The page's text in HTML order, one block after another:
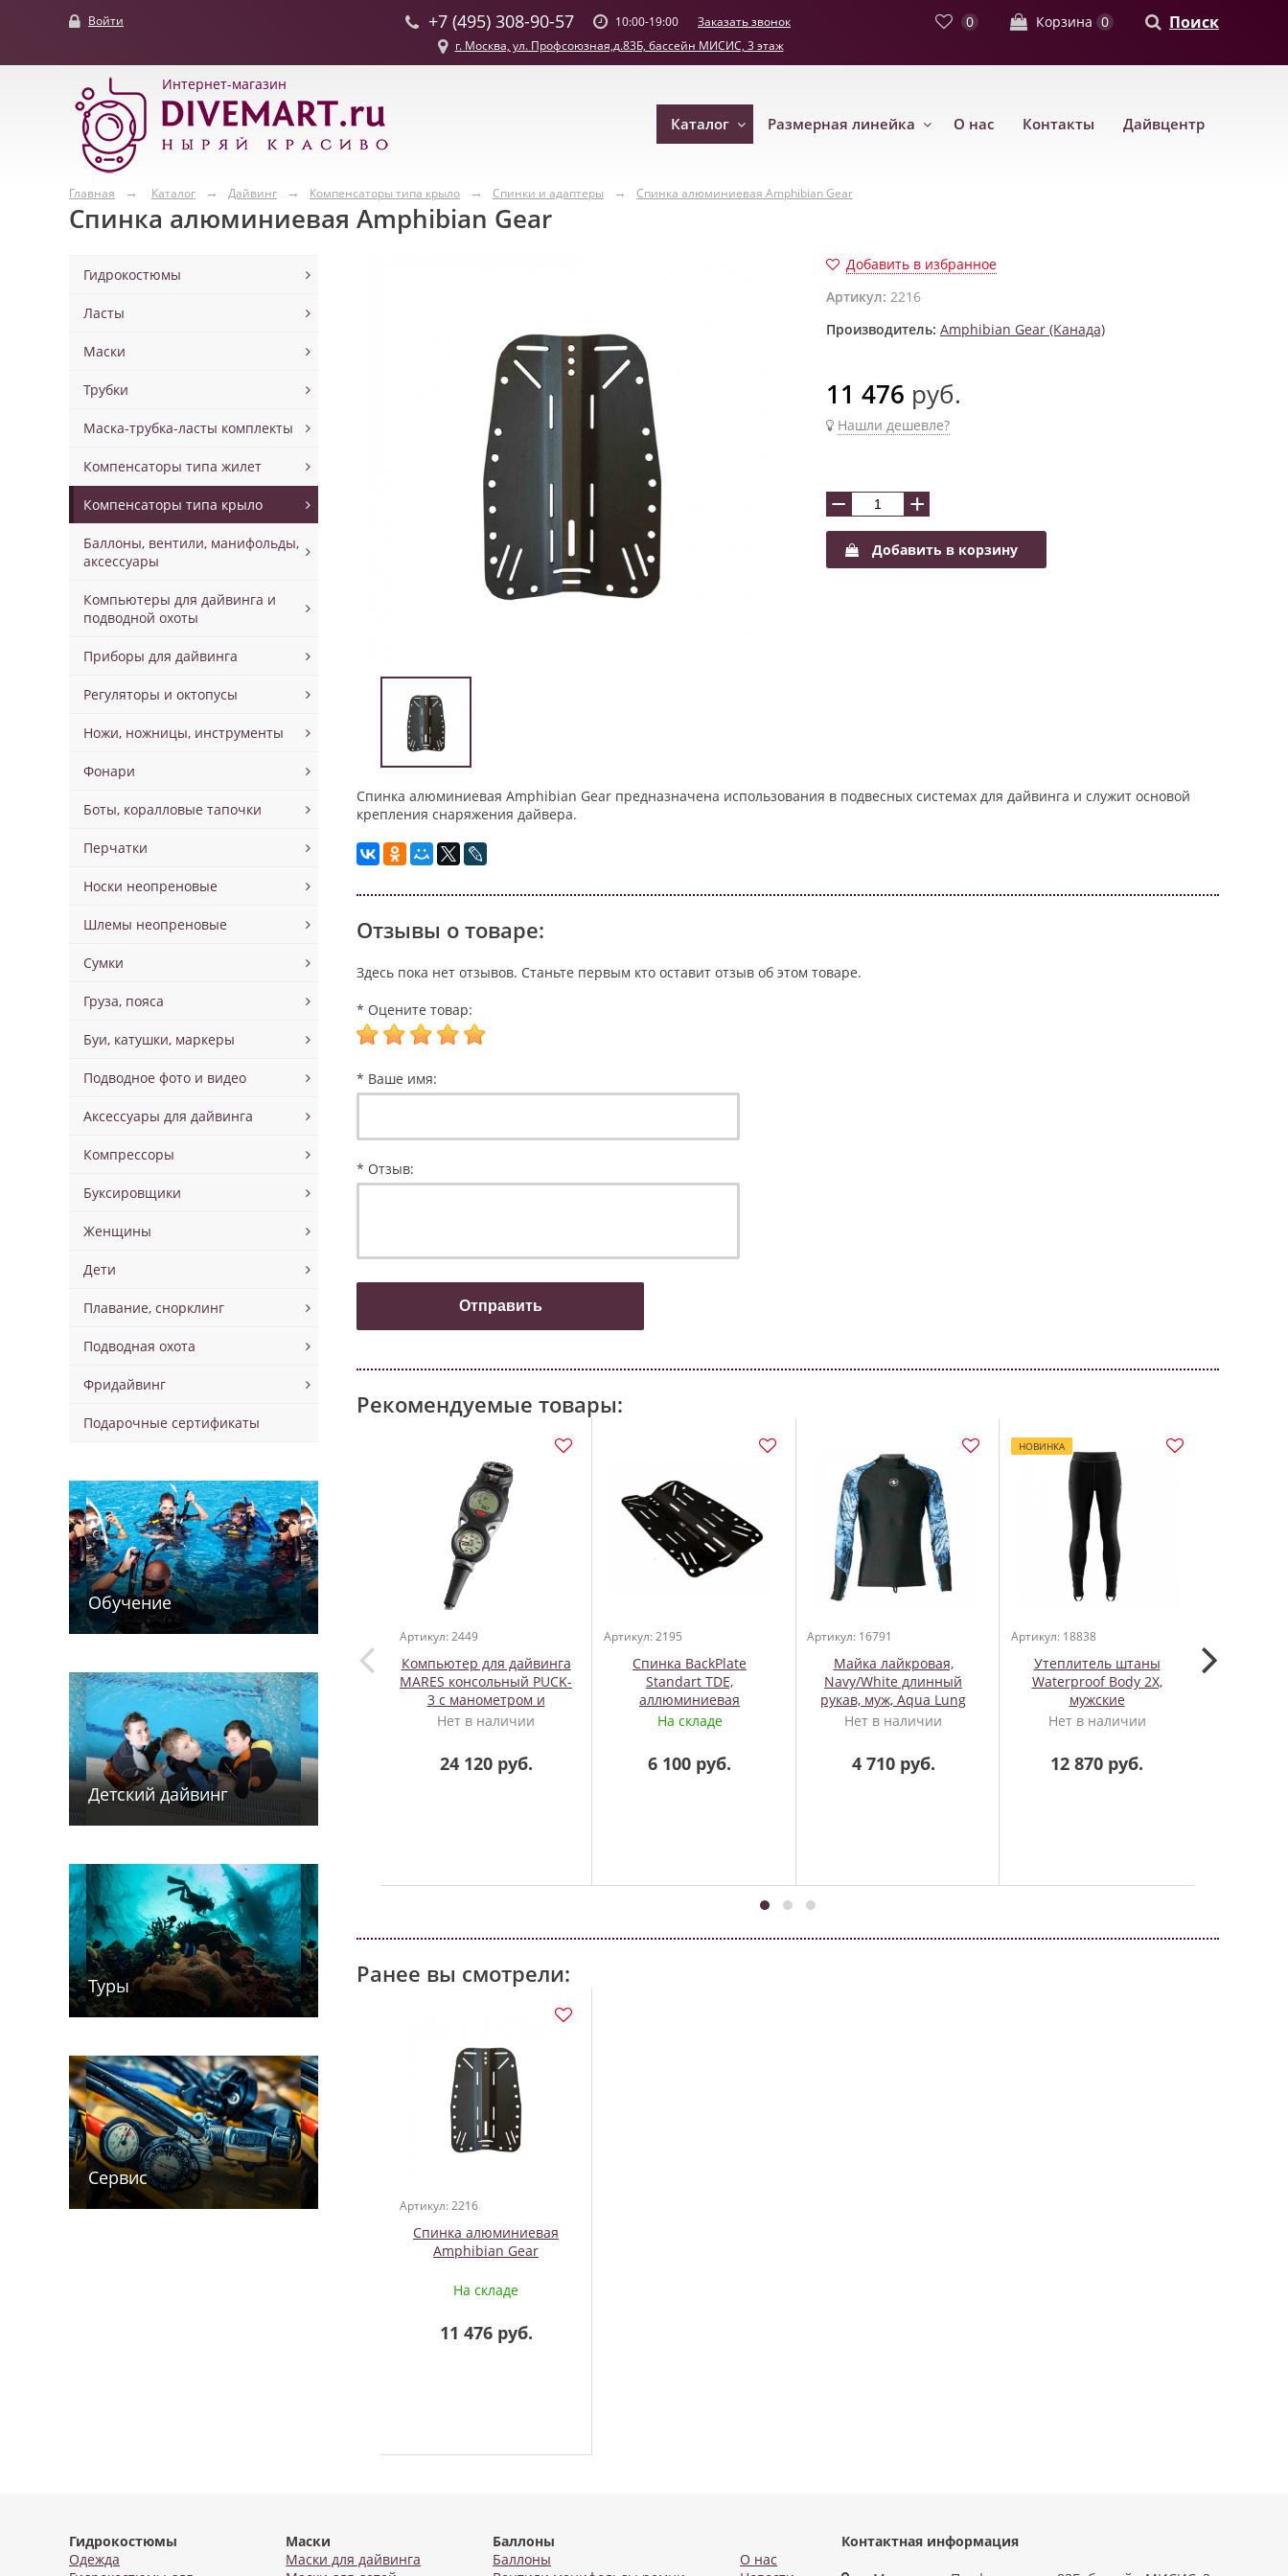
Войти +7 (495) 308-90-57 10:00-19:00 Заказать звонок 0 Корзина 0 Поиск
г. Москва, ул. Профсоюзная,д.83Б, бассейн МИСИС, 3 этаж
Интернет-магазин
Каталог Размерная линейка О нас Контакты Дайвцентр
Главная Каталог Дайвинг Компенсаторы типа крыло Спинки и адаптеры Спинка алюминиевая Amphibian Gear
Спинка алюминиевая Amphibian Gear
Гидрокостюмы
Ласты
Маски
Трубки
Маска-трубка-ласты комплекты
Компенсаторы типа жилет
Компенсаторы типа крыло
Баллоны, вентили, манифольды,
аксессуары
Компьютеры для дайвинга и
подводной охоты
Приборы для дайвинга
Регуляторы и октопусы
Ножи, ножницы, инструменты
Фонари
Боты, коралловые тапочки
Перчатки
Носки неопреновые
Шлемы неопреновые
Сумки
Груза, пояса
Буи, катушки, маркеры
Подводное фото и видео
Аксессуары для дайвинга
Компрессоры
Буксировщики
Женщины
Дети
Плавание, снорклинг
Подводная охота
Фридайвинг
Подарочные сертификаты
Обучение
Детский дайв­­инг
Туры
Сервис
Добавить в избранное
Артикул: 2216
Производитель: Amphibian Gear (Канада)
11 476 руб.
Нашли дешевле?
− +
Добавить в корзину
Спинка алюминиевая Amphibian Gear предназначена использования в подвесных системах для дайвинга и служит основой
крепления снаряжения дайвера.
Отзывы о товаре:
Здесь пока нет отзывов. Станьте первым кто оставит отзыв об этом товаре.
* Оцените товар:
* Ваше имя:
* Отзыв:
Рекомендуемые товары:
Артикул: 2449
Компьютер для дайвинга
MARES консольный PUCK-
3 с манометром и
компасом
Нет в наличии
24 120 руб.
Артикул: 2195
Спинка BackPlate
Standart TDE,
аллюминиевая
На складе
6 100 руб.
Артикул: 16791
Майка лайкровая,
Navy/White длинный
рукав, муж, Aqua Lung
Нет в наличии
4 710 руб.
НОВИНКА
Артикул: 18838
Утеплитель штаны
Waterproof Body 2X,
мужские
Нет в наличии
12 870 руб.
Ранее вы смотрели:
Артикул: 2216
Спинка алюминиевая
Amphibian Gear
На складе
11 476 руб.
Гидрокостюмы
Одежда
Маски
Маски для дайвинга
Баллоны
Баллоны
О нас
Контактная информация